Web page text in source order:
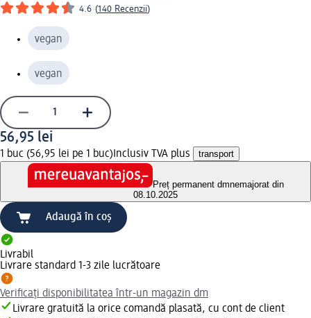
4.6 (140 Recenzii)
vegan
vegan
56,95 lei
1 buc (56,95 lei pe 1 buc) Inclusiv TVA plus transport
Preț permanent dmnemajorat din
08.10.2025
Adaugă în coș
Livrabil
Livrare standard 1-3 zile lucrătoare
Verificați disponibilitatea într-un magazin dm
Livrare gratuită la orice comandă plasată, cu cont de client